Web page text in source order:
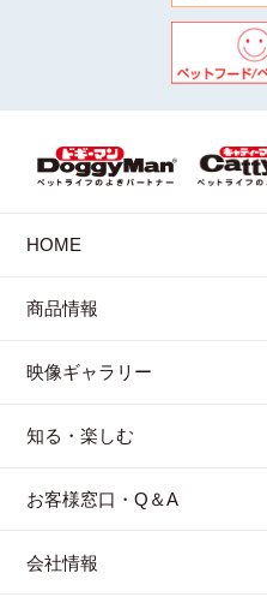
HOME
商品情報
映像ギャラリー
知る・楽しむ
お客様窓口・Q＆A
会社情報